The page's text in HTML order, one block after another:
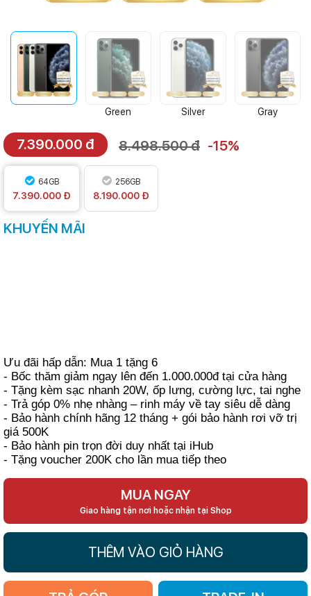
Green Silver Gray
7.390.000 đ 8.498.500 đ -15%
64GB
7.390.000 Đ
256GB
8.190.000 Đ
KHUYẾN MÃI
Ưu đãi hấp dẫn: Mua 1 tặng 6
- Bốc thăm giảm ngay lên đến 1.000.000đ tại cửa hàng
- Tặng kèm sạc nhanh 20W, ốp lưng, cường lực, tai nghe
- Trả góp 0% nhẹ nhàng – rinh máy về tay siêu dễ dàng
- Bảo hành chính hãng 12 tháng + gói bảo hành rơi vỡ trị
giá 500K
- Bảo hành pin trọn đời duy nhất tại iHub
- Tặng voucher 200K cho lần mua tiếp theo
MUA NGAY
Giao hàng tận nơi hoặc nhận tại Shop
THÊM VÀO GIỎ HÀNG